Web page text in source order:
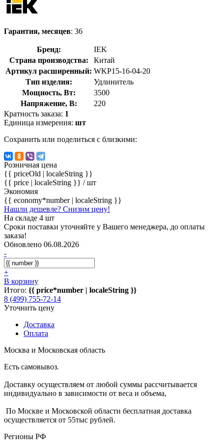
Гарантия, месяцев: 36
Бренд:
IEK
Страна производства:
Китай
Артикул расширенный: WKP15-16-04-20
Тип изделия:
Удлинитель
Мощность, Вт:
3500
Напряжение, В:
220
Кратность заказа: 1
Единица измерения: шт
Сохранить или поделиться с близкими:
Розничная цена
{{ priceOld | localeString }}
{{ price | localeString }} / шт
Экономия
{{ economy*number | localeString }}
Нашли дешевле? Снизим цену!
На складе 4 шт
Сроки поставки уточняйте у Вашего менеджера, до оплаты
заказа!
Обновлено 06.08.2026
-
+
В корзину
Итого: {{ price*number | localeString }}
8 (499) 755-72-14
Уточнить цену
Доставка
Оплата
Москва и Московская область
Есть самовывоз.
Доставку осуществляем от любой суммы рассчитывается
индивидуально в зависимости от веса и объема,
По Москве и Московской области бесплатная доставка
осуществляется от 55тыс рублей.
Регионы РФ